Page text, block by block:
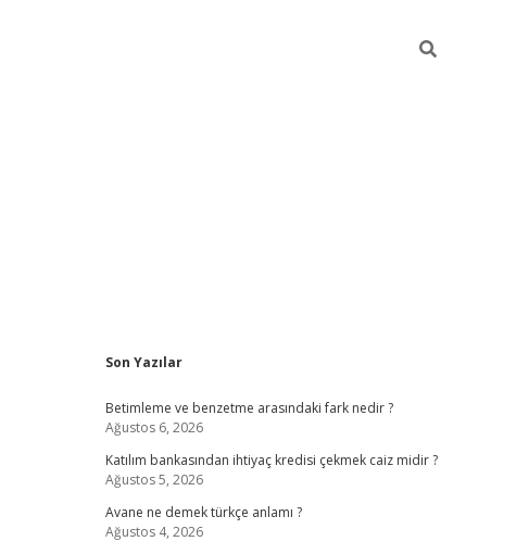
Sidebar
Son Yazılar
Betimleme ve benzetme arasındaki fark nedir ?
Ağustos 6, 2026
Katılım bankasından ihtiyaç kredisi çekmek caiz midir ?
Ağustos 5, 2026
Avane ne demek türkçe anlamı ?
Ağustos 4, 2026